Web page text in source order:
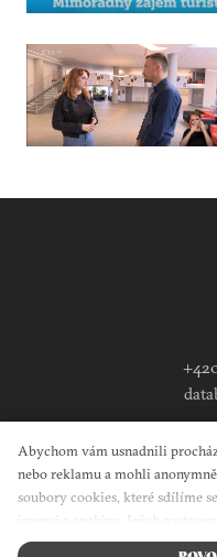
Abychom vám usnadnili
nebo reklamu a mohli
soubory cookies, které sdílíme
inzerci a analýzu. Jejich
kdykoliv jej můžete změnit v